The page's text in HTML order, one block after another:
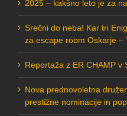
2025 – kakšno leto je za
Srečni do neba! Kar tri
za escape room Oskarje –
Reportaža z ER CHAMP v
Nova prednovoletna
prestižne nominacije in